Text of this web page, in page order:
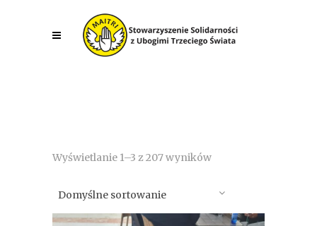
Wyświetlanie 1–3 z 207 wyników
Domyślne sortowanie